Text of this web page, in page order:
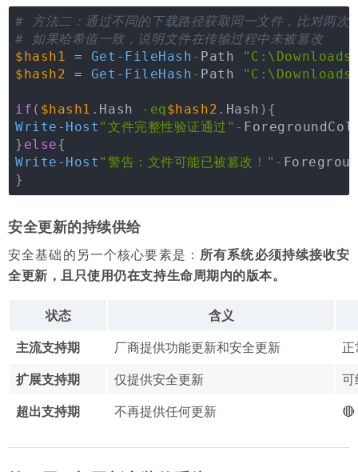
# 方法二：通过不同的下载路径获取同一文件，比对两次
# 如果哈希值一致，说明文件在传输过程中未被篡改
$hash1
= Get-FileHash- Path
$hash2 = Get-FileHash- Path
if ( $hash1 . Hash -eq$hash2 . Hash ) {
Write-Host "文件完整性验证通过" -
} else{
Write-Host "警告：文件可能已被篡改！" -
}
安全更新的持续供给
安全基础的另一个核心要素是： 所有系统必须持续接收安
全更新，且只使用仍在支持生命周期内的版本。
状态
含义
主流支持期
厂商提供功能更新和安全更新
扩展支持期
仅提供安全更新
可
超出支持期
不再提供任何更新